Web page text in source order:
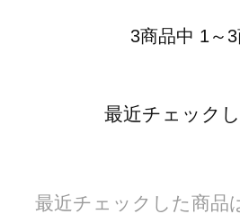
3商品中 1～
最近チェック
最近チェックした商品